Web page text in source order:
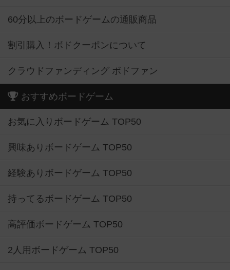
60分以上のボードゲームの通販商品
割引購入！ボドクーポンについて
クラウドファンディング ボドファン
おすすめボードゲーム
お気に入りボードゲーム TOP50
興味ありボードゲーム TOP50
経験ありボードゲーム TOP50
持ってるボードゲーム TOP50
高評価ボードゲーム TOP50
2人用ボードゲーム TOP50